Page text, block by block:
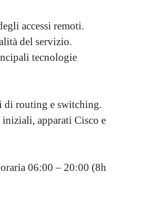
accessi remoti.
del servizio.
tecnologie
di routing e switching.
apparati Cisco e
06:00 – 20:00 (8h